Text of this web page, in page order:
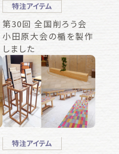
特注アイテム
第30回 全国削ろう会
小田原大会の楯を製作
しました
特注アイテム